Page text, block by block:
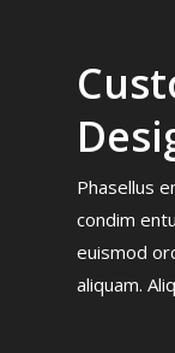
Phasellus
condim
euismod
aliquam.